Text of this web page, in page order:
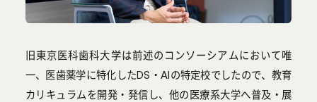
旧東京医科歯科大学は前述のコンソーシアムにおいて唯
一、医歯薬学に特化したDS・AIの特定校でしたので、教育
カリキュラムを開発・発信し、他の医療系大学へ普及・展